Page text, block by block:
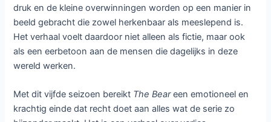
zijn, ontstaat er een intense kijkervaring waarin de
spanning zich zonder onderbreking kan opbouwen. Het
voelt als een zorgvuldig samengesteld menu waarin elke
gang bijdraagt aan een krachtig en samenhangend geheel.
succes van de serie. Jeremy Allen White brengt Carmy tot
leven met een kwetsbaarheid die blijft raken, zelfs wanneer